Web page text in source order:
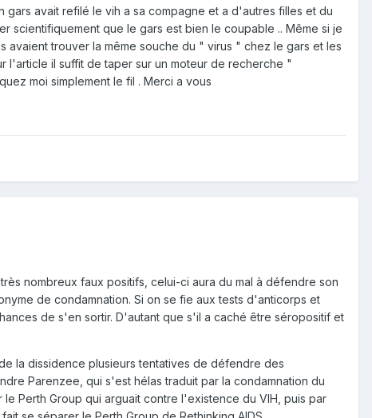
avait refilé le vih a sa compagne et a d'autres filles et du
scientifiquement que le gars est bien le coupable .. Même si je
trouver la même souche du " virus " chez le gars et les
l'article il suffit de taper sur un moteur de recherche "
moi simplement le fil . Merci a vous
nombreux faux positifs, celui-ci aura du mal à défendre son
de condamnation. Si on se fie aux tests d'anticorps et
de s'en sortir. D'autant que s'il a caché être séropositif et
la dissidence plusieurs tentatives de défendre des
Parenzee, qui s'est hélas traduit par la condamnation du
Perth Group qui arguait contre l'existence du VIH, puis par